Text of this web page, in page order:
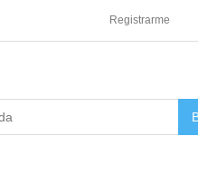
Registrarme